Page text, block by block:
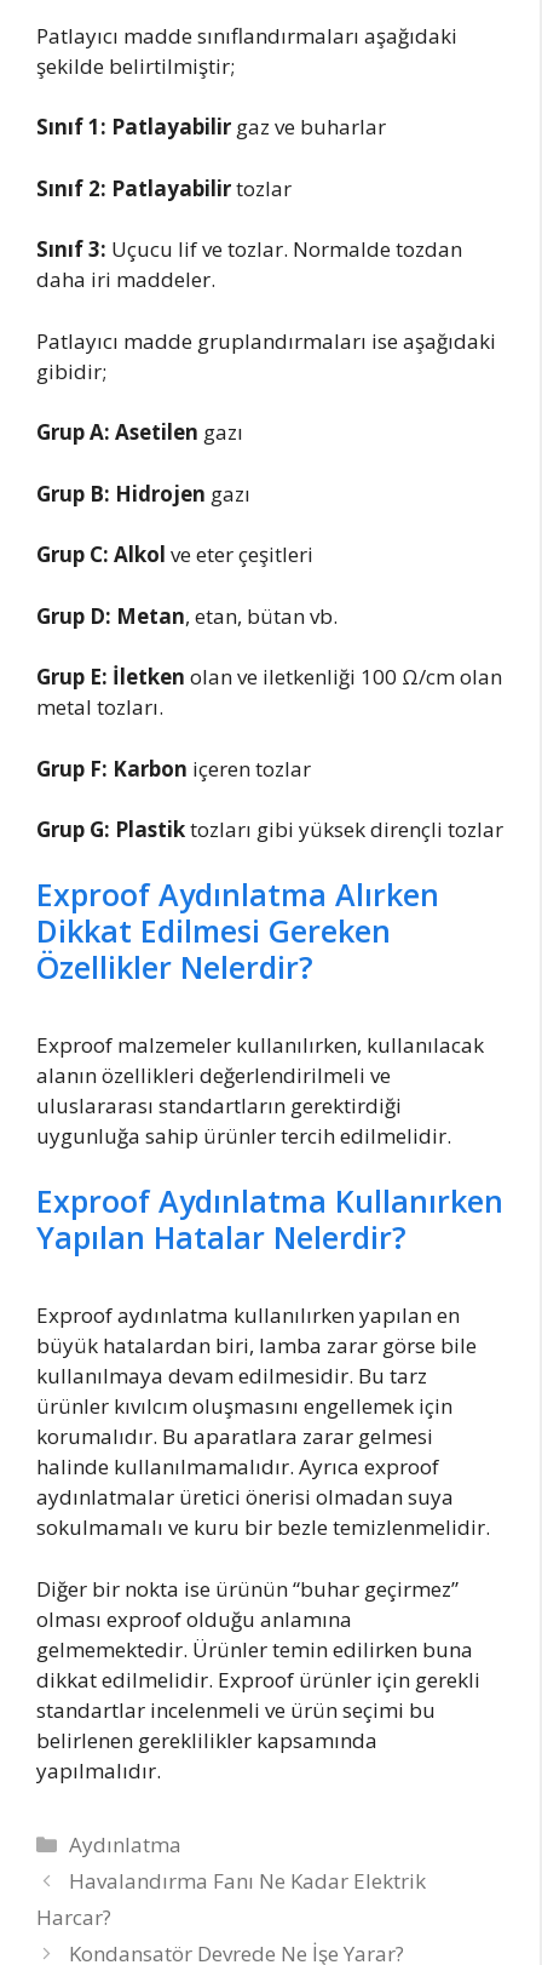
Patlayıcı madde sınıflandırmaları aşağıdaki
şekilde belirtilmiştir;
Sınıf 1: Patlayabilir gaz ve buharlar
Sınıf 2: Patlayabilirtozlar
Sınıf 3: Uçucu lif ve tozlar. Normalde tozdan
daha iri maddeler.
Patlayıcı madde gruplandırmaları ise aşağıdaki
gibidir;
Grup A: Asetilen gazı
Grup B: Hidrojen gazı
Grup C: Alkol ve eter çeşitleri
Grup D: Metan, etan, bütan vb.
Grup E: İletken olan ve iletkenliği 100 Ω/cm olan
metal tozları.
Grup F: Karbon içeren tozlar
Grup G: Plastiktozları gibi yüksek dirençli tozlar
Exproof Aydınlatma Alırken
Dikkat Edilmesi Gereken
Özellikler Nelerdir?
Exproof malzemeler kullanılırken, kullanılacak
alanın özellikleri değerlendirilmeli ve
uluslararası standartların gerektirdiği
uygunluğa sahip ürünler tercih edilmelidir.
Exproof Aydınlatma Kullanırken
Yapılan Hatalar Nelerdir?
Exproof aydınlatma kullanılırken yapılan en
büyük hatalardan biri, lamba zarar görse bile
kullanılmaya devam edilmesidir. Bu tarz
ürünler kıvılcım oluşmasını engellemek için
korumalıdır. Bu aparatlara zarar gelmesi
halinde kullanılmamalıdır. Ayrıca exproof
aydınlatmalar üretici önerisi olmadan suya
sokulmamalı ve kuru bir bezle temizlenmelidir.
Diğer bir nokta ise ürünün “buhar geçirmez”
olması exproof olduğu anlamına
gelmemektedir. Ürünler temin edilirken buna
dikkat edilmelidir. Exproof ürünler için gerekli
standartlar incelenmeli ve ürün seçimi bu
belirlenen gereklilikler kapsamında
yapılmalıdır.
Kategoriler
Aydınlatma
Yazı
dolaşımı
Havalandırma Fanı Ne Kadar Elektrik
Harcar?
Kondansatör Devrede Ne İşe Yarar?